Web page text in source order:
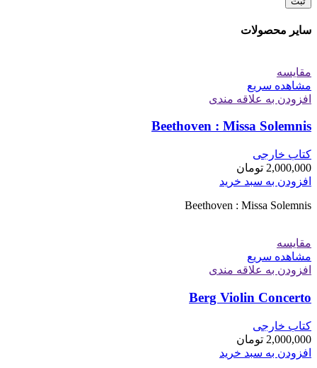
سایر محصولات
مقایسه
مشاهده سریع
افزودن به علاقه مندی
Beethoven : Missa Solemnis
کتاب خارجی
2,000,000 تومان
افزودن به سبد خرید
Beethoven : Missa Solemnis
مقایسه
مشاهده سریع
افزودن به علاقه مندی
Berg Violin Concerto
کتاب خارجی
2,000,000 تومان
افزودن به سبد خرید